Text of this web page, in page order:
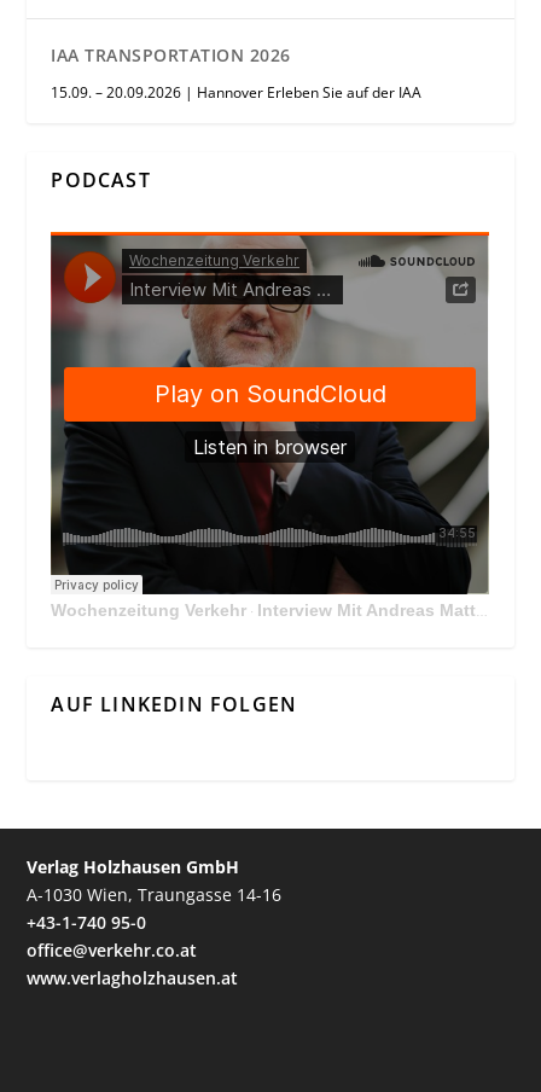
IAA TRANSPORTATION 2026
15.09. – 20.09.2026 | Hannover Erleben Sie auf der IAA
PODCAST
Wochenzeitung Verkehr · Interview Mit Andreas Matthä, CEO der ÖBB Holding
AUF LINKEDIN FOLGEN
Verlag Holzhausen GmbH
A-1030 Wien, Traungasse 14-16
+43-1-740 95-0
office@verkehr.co.at
www.verlagholzhausen.at